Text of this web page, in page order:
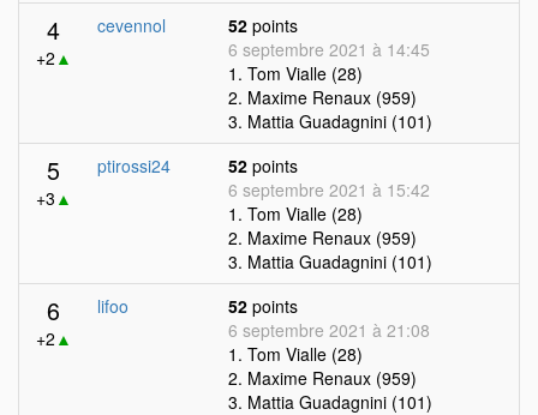
4
+2 ▲
cevennol 52 points
6 septembre 2021 à 14:45
1. Tom Vialle (28)
2. Maxime Renaux (959)
3. Mattia Guadagnini (101)
5
+3 ▲
ptirossi24 52 points
6 septembre 2021 à 15:42
1. Tom Vialle (28)
2. Maxime Renaux (959)
3. Mattia Guadagnini (101)
6
+2 ▲
lifoo 52 points
6 septembre 2021 à 21:08
1. Tom Vialle (28)
2. Maxime Renaux (959)
3. Mattia Guadagnini (101)